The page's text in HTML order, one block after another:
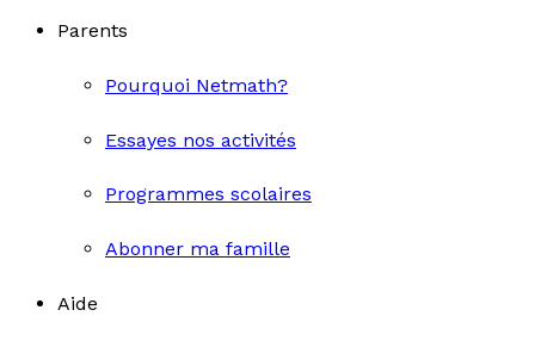
Parents
Pourquoi Netmath?
Essayes nos activités
Programmes scolaires
Abonner ma famille
Aide